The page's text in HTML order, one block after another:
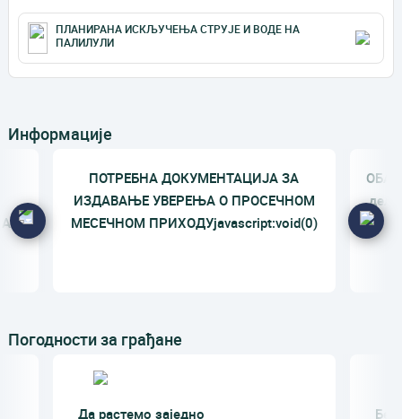
ПЛАНИРАНА ИСКЉУЧЕЊА СТРУЈЕ И ВОДЕ НА
ПАЛИЛУЛИ
Информације
ПОТРЕБНА ДОКУМЕНТАЦИЈА ЗА
ИЗДАВАЊЕ УВЕРЕЊА О ПРОСЕЧНОМ
МЕСЕЧНОМ ПРИХОДУjavascript:void(0)
дела
Погодности за грађане
Да растемо заједно